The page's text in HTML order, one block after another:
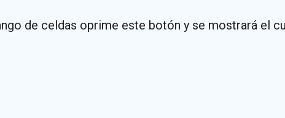
de celdas oprime este botón y se mostrará el